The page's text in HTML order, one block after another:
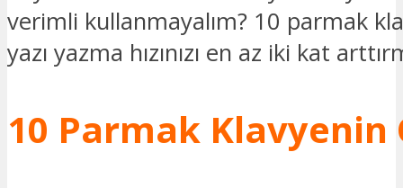
verimli kullanmayalım? 10 parmak
yazı yazma hızınızı en az iki kat
10 Parmak